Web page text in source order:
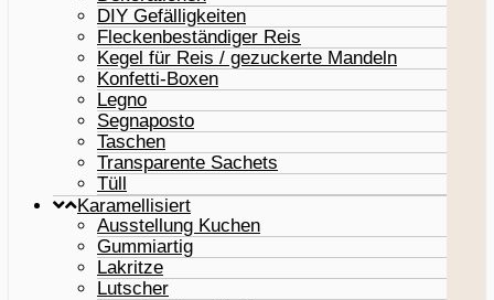
DIY Gefälligkeiten
Fleckenbeständiger Reis
Kegel für Reis / gezuckerte Mandeln
Konfetti-Boxen
Legno
Segnaposto
Taschen
Transparente Sachets
Tüll
Karamellisiert
Ausstellung Kuchen
Gummiartig
Lakritze
Lutscher